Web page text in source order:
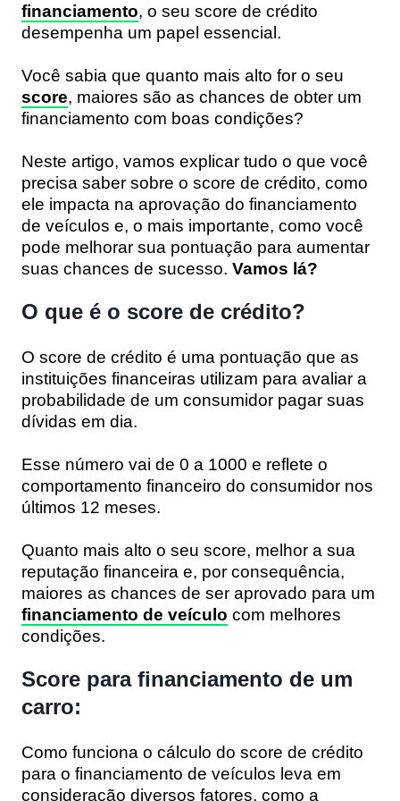
financiamento, o seu score de crédito
desempenha um papel essencial.
Você sabia que quanto mais alto for o seu
score, maiores são as chances de obter um
financiamento com boas condições?
Neste artigo, vamos explicar tudo o que você
precisa saber sobre o score de crédito, como
ele impacta na aprovação do financiamento
de veículos e, o mais importante, como você
pode melhorar sua pontuação para aumentar
suas chances de sucesso. Vamos lá?
O que é o score de crédito?
O score de crédito é uma pontuação que as
instituições financeiras utilizam para avaliar a
probabilidade de um consumidor pagar suas
dívidas em dia.
Esse número vai de 0 a 1000 e reflete o
comportamento financeiro do consumidor nos
últimos 12 meses.
Quanto mais alto o seu score, melhor a sua
reputação financeira e, por consequência,
maiores as chances de ser aprovado para um
financiamento de veículo com melhores
condições.
Score para financiamento de um
carro:
Como funciona o cálculo do score de crédito
para o financiamento de veículos leva em
consideração diversos fatores, como a